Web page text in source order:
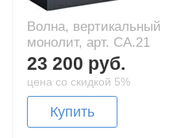
Волна, вертикальный
монолит, арт. CA.21
23 200 руб.
цена со скидкой 5%
Купить